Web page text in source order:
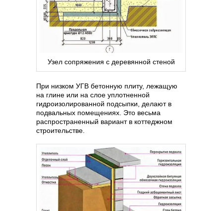
Узел сопряжения с деревянной стеной
При низком УГВ бетонную плиту, лежащую
на глине или на слое уплотненной
гидроизолированной подсыпки, делают в
подвальных помещениях. Это весьма
распространенный вариант в коттеджном
строительстве.